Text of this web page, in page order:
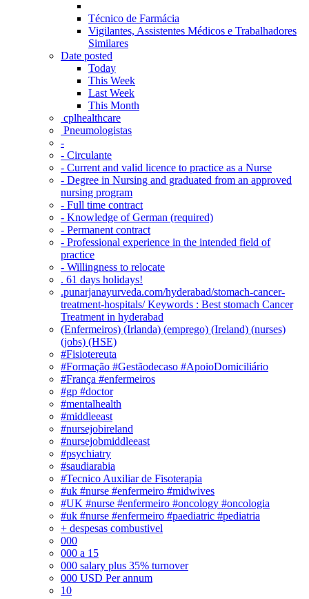
Técnico de Farmácia
Vigilantes, Assistentes Médicos e Trabalhadores
Similares
Date posted
Today
This Week
Last Week
This Month
‎ cplhealthcare‬
Pneumologistas
-
- Circulante
- Current and valid licence to practice as a Nurse
- Degree in Nursing and graduated from an approved
nursing program
- Full time contract
- Knowledge of German (required)
- Permanent contract
- Professional experience in the intended field of
practice
- Willingness to relocate
. 61 days holidays!
.punarjanayurveda.com/hyderabad/stomach-cancer-
treatment-hospitals/ Keywords : Best stomach Cancer
Treatment in hyderabad
(Enfermeiros) (Irlanda) (emprego) (Ireland) (nurses)
(jobs) (HSE)
#Fisiotereuta
#Formação #Gestãodecaso #ApoioDomiciliário
#França #enfermeiros
#gp #doctor
#mentalhealth
#middleeast
#nursejobireland
#nursejobmiddleeast
#psychiatry
#saudiarabia
#Tecnico Auxiliar de Fisoterapia
#uk #nurse #enfermeiro #midwives
#UK #nurse #enfermeiro #oncology #oncologia
#uk #nurse #enfermeiro #paediatric #pediatria
+ despesas combustivel
000
000 a 15
000 salary plus 35% turnover
000 USD Per annum
10